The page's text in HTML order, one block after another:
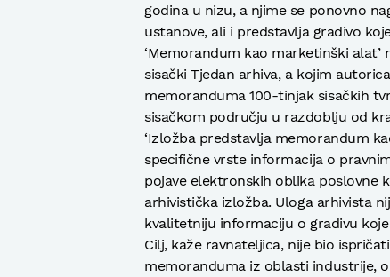
godina u nizu, a njime se ponovno
ustanove, ali i predstavlja gradivo
‘Memorandum kao marketinški
sisački Tjedan arhiva, a kojim
memoranduma 100-tinjak sisačkih
sisačkom području u razdoblju od
‘Izložba predstavlja memorandum
specifične vrste informacija o
pojave elektronskih oblika poslovne
arhivistička izložba. Uloga arhivista
kvalitetniju informaciju o gradivu koje
Cilj, kaže ravnateljica, nije bio
memoranduma iz oblasti industrije,